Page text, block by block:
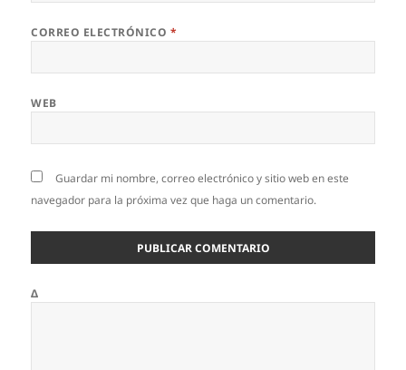
CORREO ELECTRÓNICO *
WEB
Guardar mi nombre, correo electrónico y sitio web en este
navegador para la próxima vez que haga un comentario.
Δ